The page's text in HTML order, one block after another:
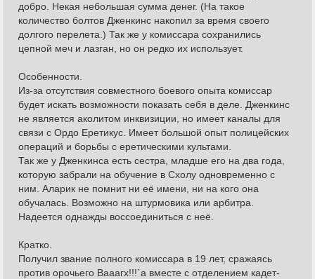
добро. Некая небольшая сумма денег. (На такое
количество болтов Дженкинс накопил за время своего
долгого перелета.) Так же у комиссара сохранились
цепной меч и лазган, но он редко их использует.
Особенности.
Из-за отсутствия совместного боевого опыта комиссар
будет искать возможности показать себя в деле. Дженкинс
не является аколитом инквизиции, но имеет каналы для
связи с Ордо Еретикус. Имеет большой опыт полицейских
операций и борьбы с еретическими культами.
Так же у Дженкинса есть сестра, младше его на два года,
которую забрали на обучение в Схолу одновременно с
ним. Аларик не помнит ни её имени, ни на кого она
обучалась. Возможно на штурмовика или арбитра.
Надеется однажды воссоединиться с неё.
Кратко.
Получил звание полного комиссара в 19 лет, сражаясь
против орочьего Вааагх!!!`а вместе с отделением кадет-